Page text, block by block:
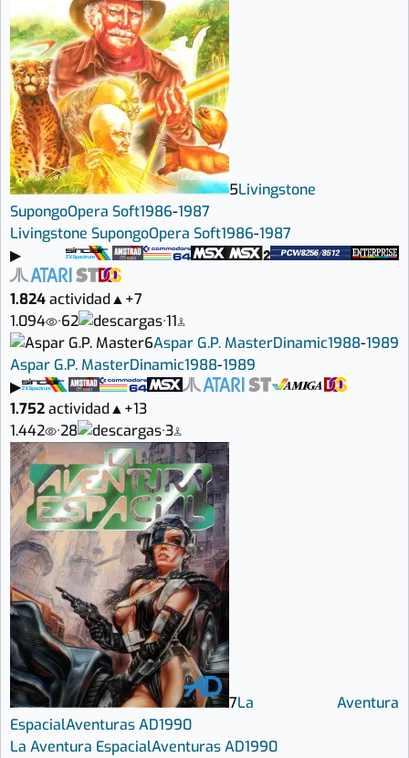
5Livingstone
SupongoOpera Soft1986-1987
Livingstone SupongoOpera Soft1986-1987
▶
1.824actividad▲+7
1.094
·62 ·11
6Aspar G.P. MasterDinamic1988-1989
Aspar G.P. MasterDinamic1988-1989
▶
1.752actividad▲+13
1.442
·28 ·3
7La Aventura
EspacialAventuras AD1990
La Aventura EspacialAventuras AD1990